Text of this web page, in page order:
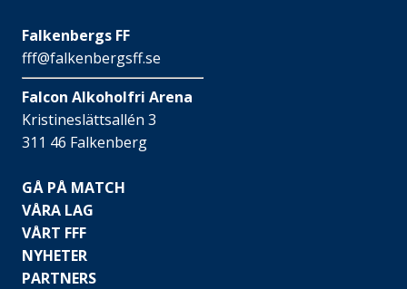
Falkenbergs FF
fff@falkenbergsff.se
Falcon Alkoholfri Arena
Kristineslättsallén 3
311 46 Falkenberg
GÅ PÅ MATCH
VÅRA LAG
VÅRT FFF
NYHETER
PARTNERS